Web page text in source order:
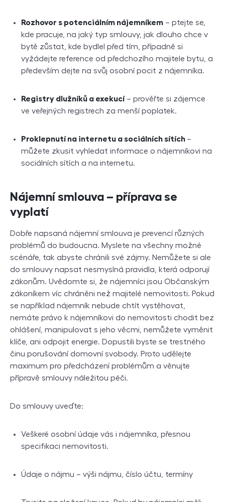
Rozhovor s potenciálním nájemníkem – ptejte se,
kde pracuje, na jaký typ smlouvy, jak dlouho chce v
bytě zůstat, kde bydlel před tím, případně si
vyžádejte reference od předchozího majitele bytu, a
především dejte na svůj osobní pocit z nájemníka.
Registry dlužníků a exekucí– prověřte si zájemce
ve veřejných registrech za menší poplatek.
Proklepnutí na internetu a sociálních sítích –
můžete zkusit vyhledat informace o nájemníkovi na
sociálních sítích a na internetu.
Nájemní smlouva – příprava se
vyplatí
Dobře napsaná nájemní smlouva je prevencí různých
problémů do budoucna. Myslete na všechny možné
scénáře, tak abyste chránili své zájmy. Nemůžete si ale
do smlouvy napsat nesmyslná pravidla, která odporují
zákonům. Uvědomte si, že nájemníci jsou Občanským
zákoníkem víc chráněni než majitelé nemovitosti. Pokud
se například nájemník nebude chtít vystěhovat,
nemáte právo k nájemníkovi do nemovitosti chodit bez
ohlášení, manipulovat s jeho věcmi, nemůžete vyměnit
klíče, ani odpojit energie. Dopustili byste se trestného
činu porušování domovní svobody. Proto udělejte
maximum pro předcházení problémům a věnujte
přípravě smlouvy náležitou péči.
Do smlouvy uveďte:
Veškeré osobní údaje vás i nájemníka, přesnou
specifikaci nemovitosti.
Údaje o nájmu – výši nájmu, číslo účtu, termíny